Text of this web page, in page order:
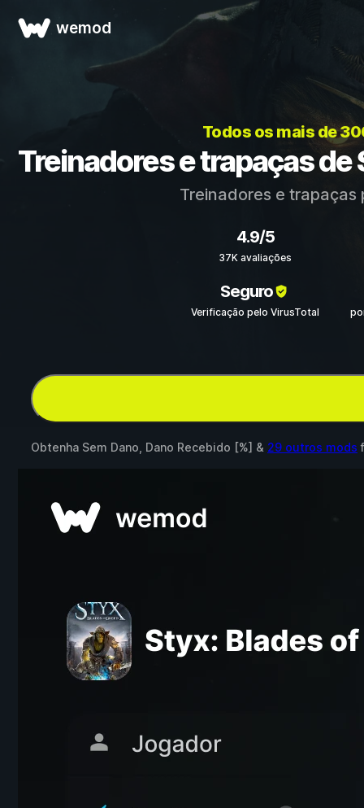
wemod
Todos os mais de
Treinadores e trapaças de
Treinadores e
4.9/5
37K avaliações
Seguro
Verificação pelo VirusTotal
Obtenha Sem Dano, Dano Recebido [%] & 29 outros mods